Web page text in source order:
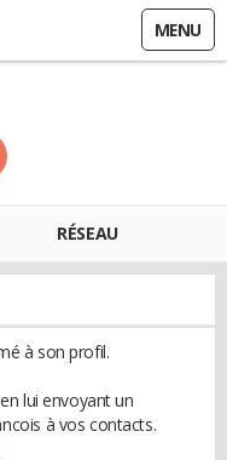
MENU
RÉSEAU
à son profil.
lui envoyant un
à vos contacts.